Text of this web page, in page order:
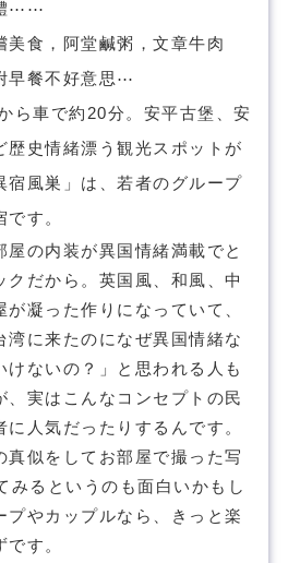
⋯⋯
美食，阿堂鹹粥，文章牛肉
早餐不好意思⋯
車で約20分。安平古堡、安
歴史情緒漂う観光スポットが
宿風巣」は、若者のグループ
す。
屋の内装が異国情緒満載でと
クだから。英国風、和風、中
凝った作りになっていて、
湾に来たのになぜ異国情緒な
けないの？」と思われる人も
、実はこんなコンセプトの民
人気だったりするんです。
真似をしてお部屋で撮った写
みるというのも面白いかもし
プやカップルなら、きっと楽
す。